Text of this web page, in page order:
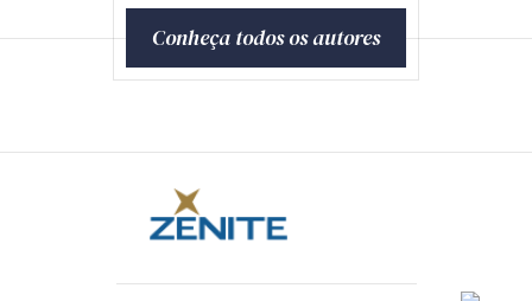
Conheça todos os autores